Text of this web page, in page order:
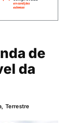
de
da
,Terrestre